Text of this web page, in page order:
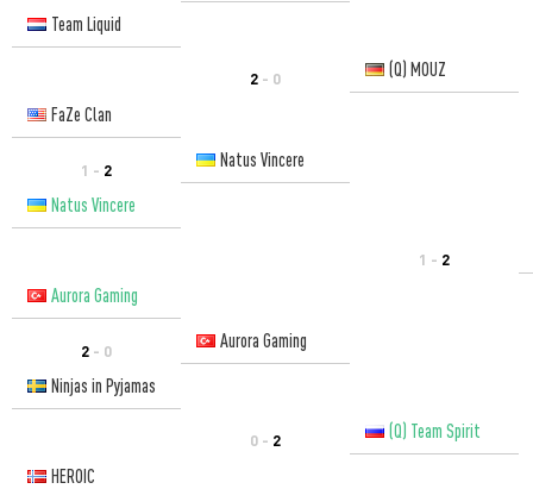
Team Liquid
2 - 0
(Q) MOUZ
FaZe Clan
1 - 2
Natus Vincere
Natus Vincere
1 - 2
Aurora Gaming
2 - 0
Aurora Gaming
Ninjas in Pyjamas
0 - 2
(Q) Team Spirit
HEROIC